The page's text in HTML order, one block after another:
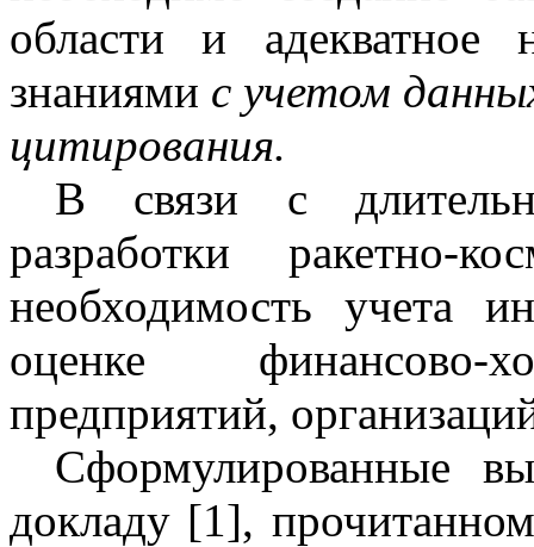
области и адекватное
знаниями с учетом
цитирования.
В связи с
разработки ракетно-
необходимость учета
оценке финансово-
предприятий,
Сформулированные
докладу [1],